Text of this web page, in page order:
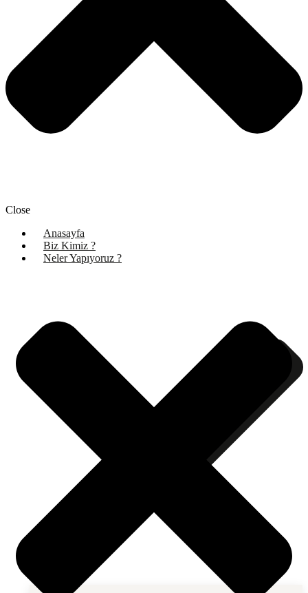
Close
Anasayfa
Biz Kimiz ?
Neler Yapıyoruz ?